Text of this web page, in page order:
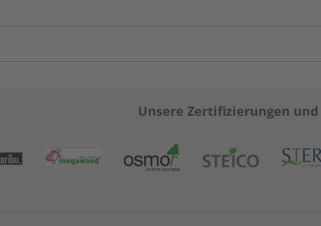
Unsere Zertifizierungen